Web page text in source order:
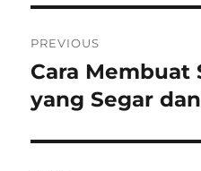
pos
PREVIOUS
Previous
post:
Cara Membuat
yang Segar